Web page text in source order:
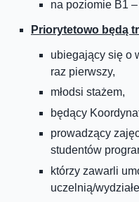
na poziomie B1
Priorytetowo będą
ubiegający się o
raz pierwszy,
młodsi stażem,
będący
prowadzący
studentów
którzy zawarli
uczelnią/